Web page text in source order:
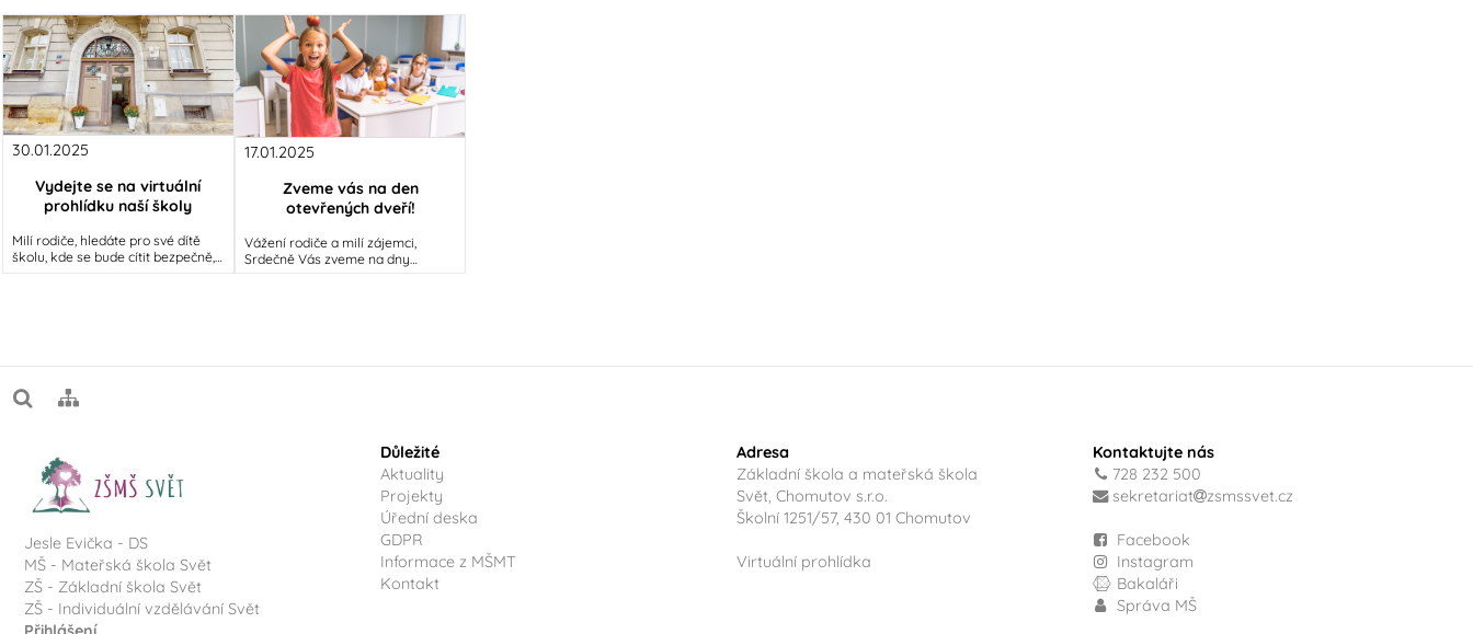
Chrastnou,
30.01.2025
Vydejte se na virtuální
prohlídku naší školy
Milí rodiče, hledáte pro své dítě
školu, kde se bude cítit bezpečně,
17.01.2025
Zveme vás na den
otevřených dveří!
Vážení rodiče a milí zájemci,
Srdečně Vás zveme na dny
Jesle Evička - DS
MŠ - Mateřská škola Svět
ZŠ - Základní škola Svět
ZŠ - Individuální vzdělávání Svět
Důležité
Aktuality
Projekty
Úřední deska
GDPR
Informace z MŠMT
Kontakt
Adresa
Základní škola a mateřská škola
Svět, Chomutov s.r.o.
Školní 1251/57, 430 01 Chomutov
Virtuální prohlídka
Kontaktujte nás
728 232 500
sekretariat
zsmssvet.cz
Facebook
Instagram
Bakaláři
Správa MŠ